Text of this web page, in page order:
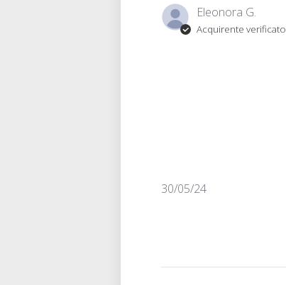
Eleonora G.
Acquirente verificato
Data
30/05/24